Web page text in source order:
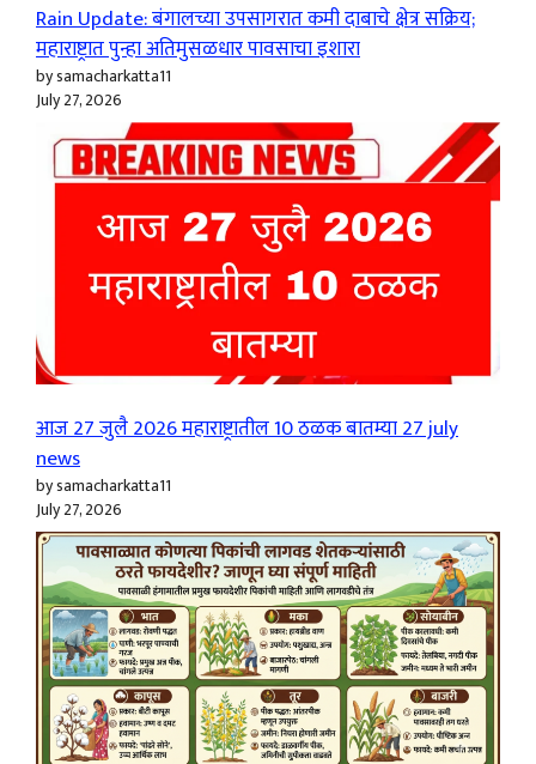
Rain Update: बंगालच्या उपसागरात कमी दाबाचे क्षेत्र सक्रिय;
महाराष्ट्रात पुन्हा अतिमुसळधार पावसाचा इशारा
by samacharkatta11
July 27, 2026
आज 27 जुलै 2026 महाराष्ट्रातील 10 ठळक बातम्या 27 july
news
by samacharkatta11
July 27, 2026